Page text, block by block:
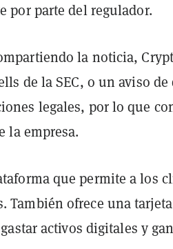
por parte del regulador.
la noticia,
de la SEC, o un aviso
legales, por lo que
la empresa.
que permite a los
También ofrece una
activos digitales y